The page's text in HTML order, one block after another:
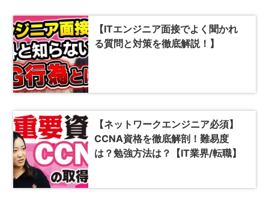
【ITエンジニア面接でよく聞かれ
る質問と対策を徹底解説！】
【ネットワークエンジニア必須】
CCNA資格を徹底解剖！難易度
は？勉強方法は？【IT業界/転職】